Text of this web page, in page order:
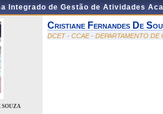
Integrado de Gestão de Atividades
SOUZA
Cristiane Fernandes De
DCET - CCAE - DEPARTAMENTO DE